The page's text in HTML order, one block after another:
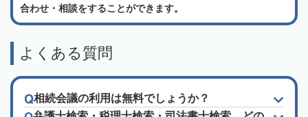
合わせ・相談をすることができます。
よくある質問
相続会議の利用は無料でしょうか？